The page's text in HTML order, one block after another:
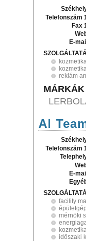
Telefonszám
Fax
E-
reklám
MÁRKÁK
Al
Telefonszám
E-
facility
mérnöki
időszaki